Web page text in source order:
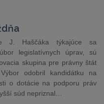
J. Haščáka týkajúce sa
legislatívnych úprav, sú
skupina pre právny štát
odobril kandidátku na
o dotácie na podporu práv
súd nepriznal…